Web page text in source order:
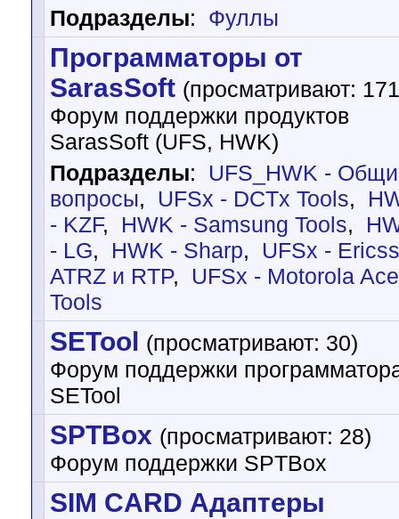
Подразделы: Фуллы
Программаторы от
SarasSoft (просматривают:
Форум поддержки продуктов
SarasSoft (UFS, HWK)
Подразделы:
UFS_HWK -
вопросы, UFSx - DCTx Tools,
- KZF, HWK - Samsung Tools,
- LG, HWK - Sharp,
UFSx -
ATRZ и RTP,
UFSx - Motorola
Tools
SETool (просматривают: 30)
Форум поддержки
SETool
SPTBox (просматривают: 28)
Форум поддержки SPTBox
SIM CARD Адаптеры